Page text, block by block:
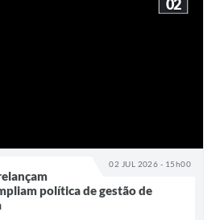
02 JUL 2026 - 15h00
02
política de gestão de